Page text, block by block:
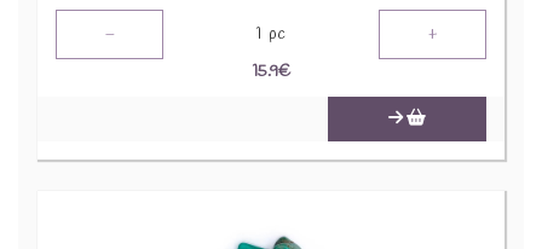
- 1 pc +
15.9€